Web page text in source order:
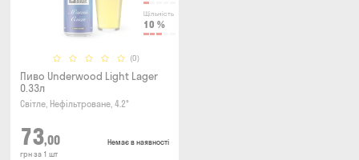
Щільність
10 %
(0)
Пиво Underwood Light Lager
0.33л
Світле, Нефільтроване, 4.2°
73,00
грн за 1 шт
Немає в наявності